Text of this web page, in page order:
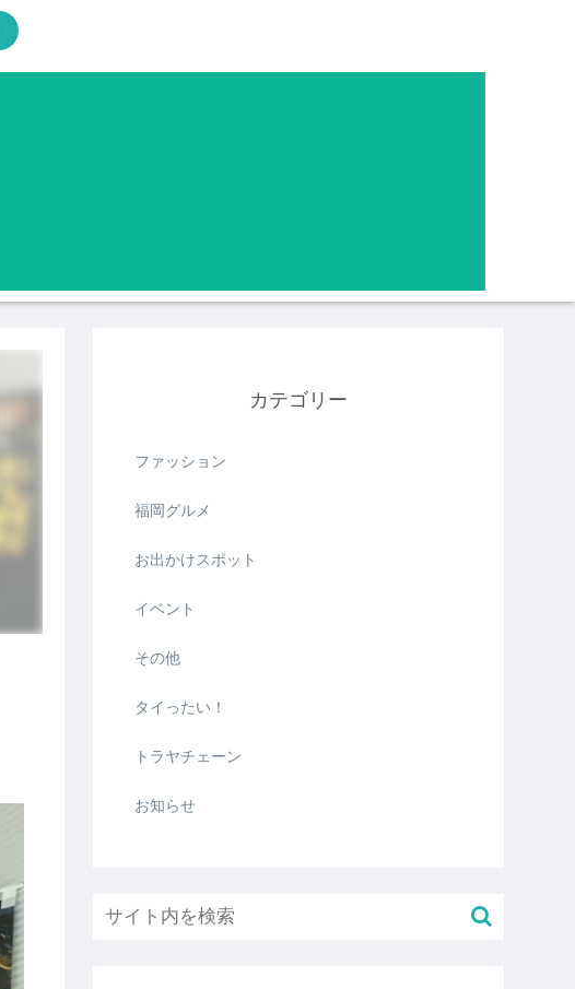
カテゴリー
ファッション
福岡グルメ
お出かけスポット
イベント
その他
タイったい！
トラヤチェーン
お知らせ